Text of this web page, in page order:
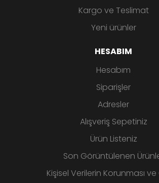
Kargo ve Teslimat
Yeni ürünler
HESABIM
Hesabım
Siparişler
Adresler
Alışveriş Sepetiniz
Ürün Listeniz
Son Görüntülenen
Kişisel Verilerin Korunması ve